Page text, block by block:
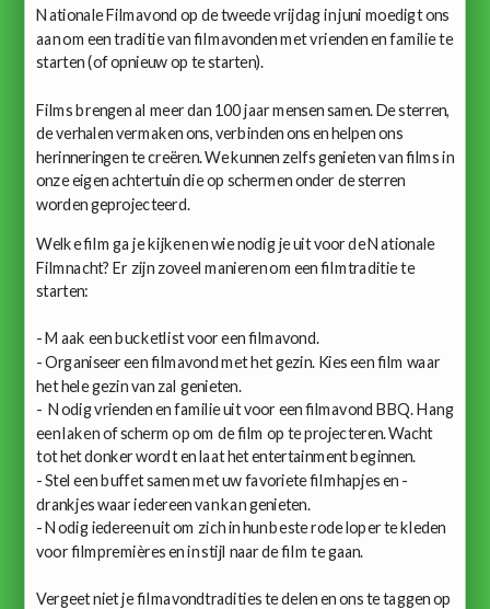
Nationale Filmavond op de tweede vrijdag in juni moedigt ons
aan om een ​​traditie van filmavonden met vrienden en familie te
starten (of opnieuw op te starten).
Films brengen al meer dan 100 jaar mensen samen. De sterren,
de verhalen vermaken ons, verbinden ons en helpen ons
herinneringen te creëren. We kunnen zelfs genieten van films in
onze eigen achtertuin die op schermen onder de sterren
worden geprojecteerd.
Welke film ga je kijken en wie nodig je uit voor de Nationale
Filmnacht? Er zijn zoveel manieren om een ​​filmtraditie te
starten:
- Maak een bucketlist voor een filmavond.
- Organiseer een filmavond met het gezin. Kies een film waar
het hele gezin van zal genieten.
- Nodig vrienden en familie uit voor een filmavond BBQ. Hang
een laken of scherm op om de film op te projecteren. Wacht
tot het donker wordt en laat het entertainment beginnen.
- Stel een buffet samen met uw favoriete filmhapjes en -
drankjes waar iedereen van kan genieten.
- Nodig iedereen uit om zich in hun beste rode loper te kleden
voor filmpremières en in stijl naar de film te gaan.
Vergeet niet je filmavondtradities te delen en ons te taggen op